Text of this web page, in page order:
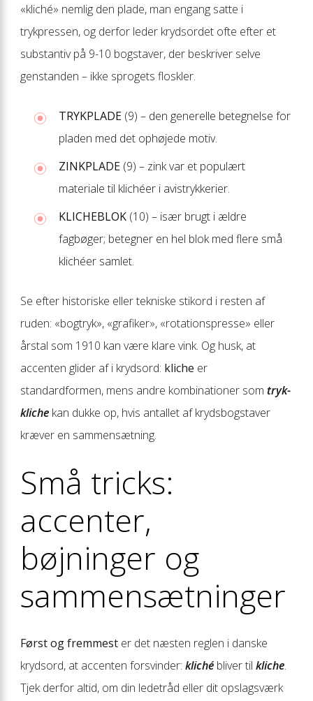
«kliché» nemlig den plade, man engang satte i
trykpressen, og derfor leder krydsordet ofte efter et
substantiv på 9-10 bogstaver, der beskriver selve
genstanden – ikke sprogets floskler.
TRYKPLADE (9) – den generelle betegnelse for
pladen med det ophøjede motiv.
ZINKPLADE (9) – zink var et populært
materiale til klichéer i avistrykkerier.
KLICHEBLOK (10) – især brugt i ældre
fagbøger; betegner en hel blok med flere små
klichéer samlet.
Se efter historiske eller tekniske stikord i resten af
ruden: «bogtryk», «grafiker», «rotationspresse» eller
årstal som 1910 kan være klare vink. Og husk, at
accenten glider af i krydsord: kliche er
standardformen, mens andre kombinationer som tryk-
kliche kan dukke op, hvis antallet af krydsbogstaver
kræver en sammensætning.
Små tricks:
accenter,
bøjninger og
sammensætninger
Først og fremmest er det næsten reglen i danske
krydsord, at accenten forsvinder: kliché bliver til kliche.
Tjek derfor altid, om din ledetråd eller dit opslagsværk